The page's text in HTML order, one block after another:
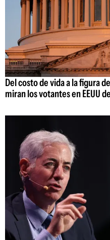
Del costo de vida a la figura
miran los votantes en EEUU